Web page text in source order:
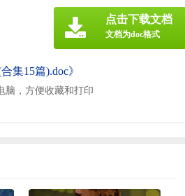
集15篇).doc》
脑，方便收藏和打印
点击下载文档
文档为doc格式